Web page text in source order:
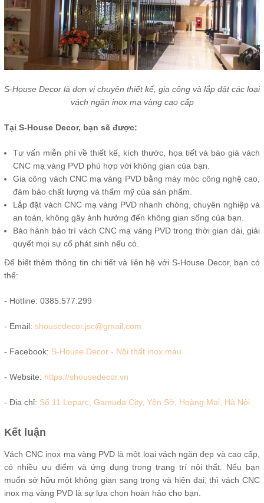
S-House Decor là đơn vị chuyên thiết kế, gia công và lắp đặt các loại
vách ngăn inox mạ vàng cao cấp
Tại S-House Decor, bạn sẽ được:
Tư vấn miễn phí về thiết kế, kích thước, họa tiết và báo giá vách
CNC mạ vàng PVD phù hợp với không gian của bạn.
Gia công vách CNC mạ vàng PVD bằng máy móc công nghệ cao,
đảm bảo chất lượng và thẩm mỹ của sản phẩm.
Lắp đặt vách CNC mạ vàng PVD nhanh chóng, chuyên nghiệp và
an toàn, không gây ảnh hưởng đến không gian sống của bạn.
Bảo hành bảo trì vách CNC mạ vàng PVD trong thời gian dài, giải
quyết mọi sự cố phát sinh nếu có.
Để biết thêm thông tin chi tiết và liên hệ với S-House Decor, bạn có
thể:
- Hotline: 0385.577.299
- Email: shousedecor.jsc@gmail.com
- Facebook: S-House Decor - Nội thất inox màu
- Website: https://shousedecor.vn
- Địa chỉ: Số 11 Leparc, Gamuda City, Yên Sở, Hoàng Mai, Hà Nội
Kết luận
Vách CNC inox mạ vàng PVD là một loại vách ngăn đẹp và cao cấp,
có nhiều ưu điểm và ứng dụng trong trang trí nội thất. Nếu bạn
muốn sở hữu một không gian sang trọng và hiện đại, thì vách CNC
inox mạ vàng PVD là sự lựa chọn hoàn hảo cho bạn.